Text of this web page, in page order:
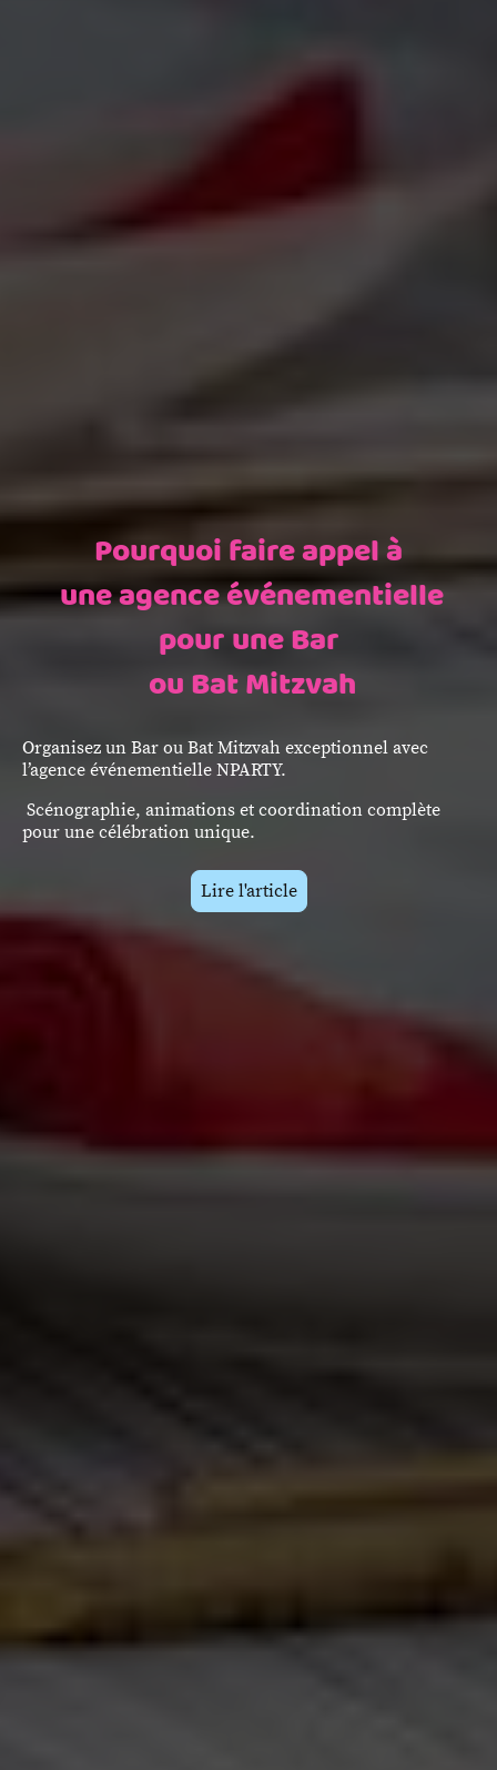
Pourquoi faire appel à
une agence événementielle
pour une Bar
ou Bat Mitzvah
Organisez un Bar ou Bat Mitzvah exceptionnel avec
l’agence événementielle NPARTY.
Scénographie, animations et coordination complète
pour une célébration unique.
Lire l'article